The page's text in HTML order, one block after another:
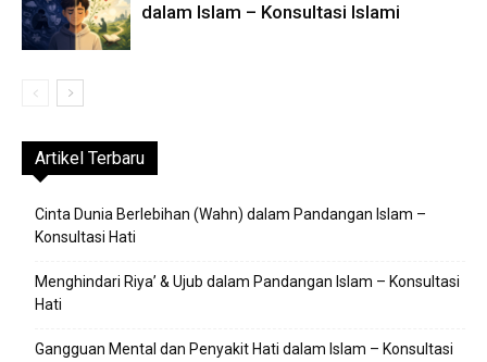
dalam Islam – Konsultasi Islami
Artikel Terbaru
Cinta Dunia Berlebihan (Wahn) dalam Pandangan Islam –
Konsultasi Hati
Menghindari Riya’ & Ujub dalam Pandangan Islam – Konsultasi
Hati
Gangguan Mental dan Penyakit Hati dalam Islam – Konsultasi